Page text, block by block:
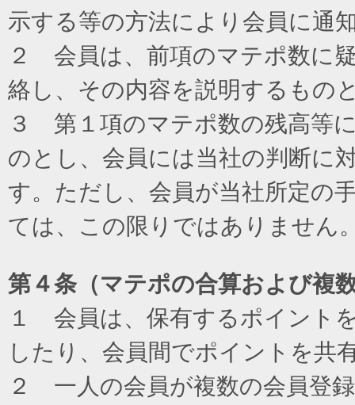
示する等の方法により会員に通
２ 会員は、前項のマテポ数に
絡し、その内容を説明するもの
３ 第１項のマテポ数の残高等
のとし、会員には当社の判断に
す。ただし、会員が当社所定の
ては、この限りではありません
第４条（マテポの合算および複
１ 会員は、保有するポイント
したり、会員間でポイントを共
２ 一人の会員が複数の会員登